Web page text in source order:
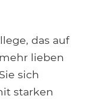
das auf
lieben
sich
starken